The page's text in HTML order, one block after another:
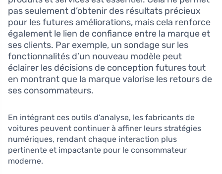
pas seulement d’obtenir des résultats précieux
pour les futures améliorations, mais cela renforce
également le lien de confiance entre la marque et
ses clients. Par exemple, un sondage sur les
fonctionnalités d’un nouveau modèle peut
éclairer les décisions de conception futures tout
en montrant que la marque valorise les retours de
ses consommateurs.
En intégrant ces outils d’analyse, les fabricants de
voitures peuvent continuer à affiner leurs stratégies
numériques, rendant chaque interaction plus
pertinente et impactante pour le consommateur
moderne.